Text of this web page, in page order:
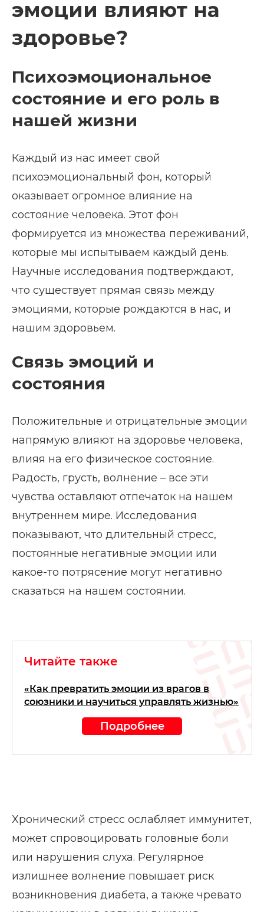
эмоции влияют на
здоровье?
Психоэмоциональное
состояние и его роль в
нашей жизни
Каждый из нас имеет свой
психоэмоциональный фон, который
оказывает огромное влияние на
состояние человека. Этот фон
формируется из множества переживаний,
которые мы испытываем каждый день.
Научные исследования подтверждают,
что существует прямая связь между
эмоциями, которые рождаются в нас, и
нашим здоровьем.
Связь эмоций и
состояния
Положительные и отрицательные эмоции
напрямую влияют на здоровье человека,
влияя на его физическое состояние.
Радость, грусть, волнение – все эти
чувства оставляют отпечаток на нашем
внутреннем мире. Исследования
показывают, что длительный стресс,
постоянные негативные эмоции или
какое-то потрясение могут негативно
сказаться на нашем состоянии.
Читайте также
«Как превратить эмоции из врагов в
союзники и научиться управлять жизнью»
Подробнее
Хронический стресс ослабляет иммунитет,
может спровоцировать головные боли
или нарушения слуха. Регулярное
излишнее волнение повышает риск
возникновения диабета, а также чревато